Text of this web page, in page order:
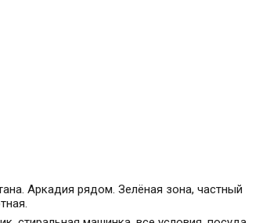
Аркадия рядом. Зелёная зона, частный